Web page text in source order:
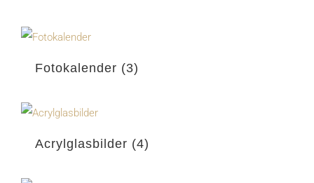
Fotokalender (3)
Acrylglasbilder (4)